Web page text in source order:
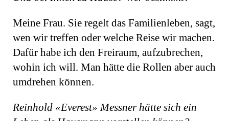
Meine Frau. Sie regelt das Familienleben, sagt,
wen wir treffen oder welche Reise wir machen.
Dafür habe ich den Freiraum, aufzubrechen,
wohin ich will. Man hätte die Rollen aber auch
umdrehen können.
Reinhold «Everest» Messner hätte sich ein